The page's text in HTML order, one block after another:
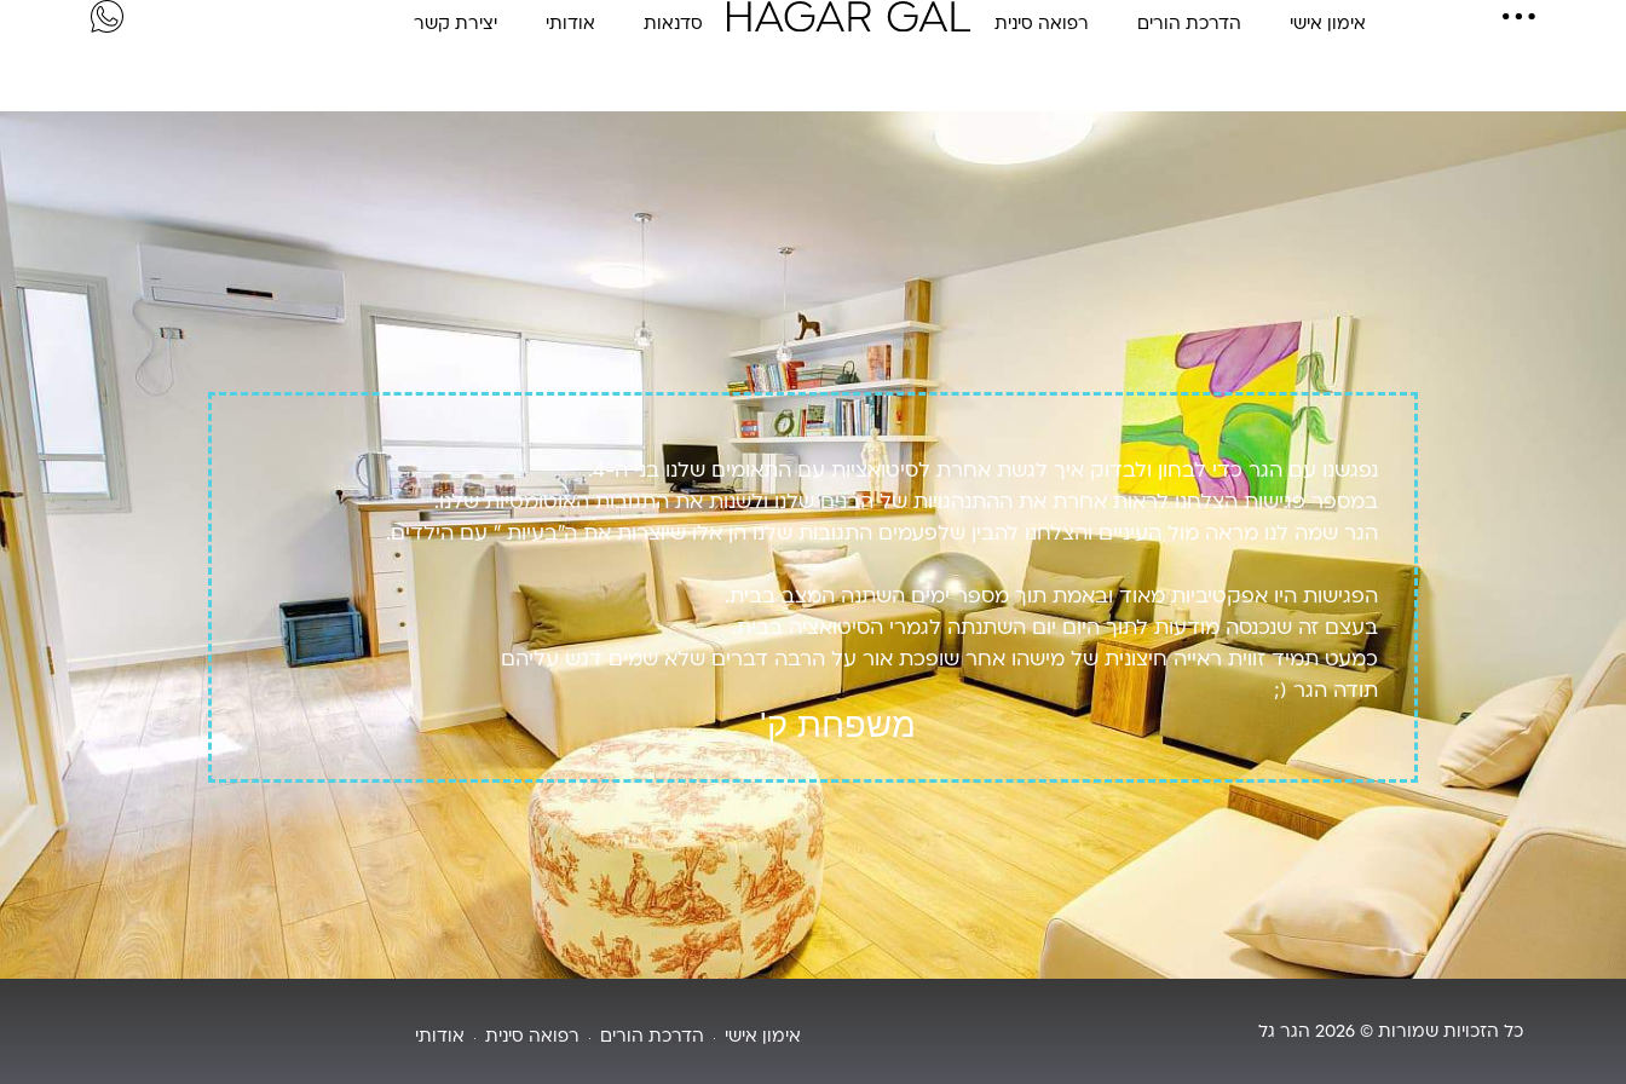
אימון אישי הדרכת הורים רפואה סינית סדנאות אודותי יצירת קשר
נפגשנו עם הגר כדי לבחון ולבדוק איך לגשת אחרת לסיטואציות עם התאומים שלנו בני ה-4.
במספר פגישות הצלחנו לראות אחרת את ההתנהגויות של הבנים שלנו ולשנות את התגובות האוטומטיות שלנו.
הגר שמה לנו מראה מול העיניים והצלחנו להבין שלפעמים התגובות שלנו הן אלו שיוצרות את ה״בעיות ״ עם הילדים.
הפגישות היו אפקטיביות מאוד ובאמת תוך מספר ימים השתנה המצב בבית.
בעצם זה שנכנסה מודעות לתוך היום יום השתנתה לגמרי הסיטואציה בבית.
כמעט תמיד זווית ראייה חיצונית של מישהו אחר שופכת אור על הרבה דברים שלא שמים דגש עליהם
תודה הגר (;
משפחת ק'
כל הזכויות שמורות © 2026 הגר גל אימון אישי הדרכת הורים רפואה סינית אודותי